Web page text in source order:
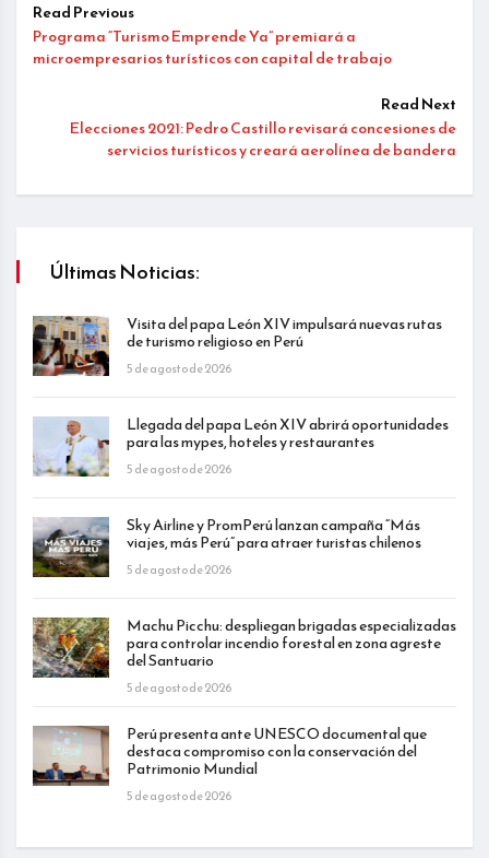
Read Previous
Programa “Turismo Emprende Ya” premiará a
microempresarios turísticos con capital de trabajo
Read Next
Elecciones 2021: Pedro Castillo revisará concesiones de
servicios turísticos y creará aerolínea de bandera
Últimas Noticias:
Visita del papa León XIV impulsará nuevas rutas
de turismo religioso en Perú
5 de agosto de 2026
Llegada del papa León XIV abrirá oportunidades
para las mypes, hoteles y restaurantes
5 de agosto de 2026
Sky Airline y PromPerú lanzan campaña “Más
viajes, más Perú” para atraer turistas chilenos
5 de agosto de 2026
Machu Picchu: despliegan brigadas especializadas
para controlar incendio forestal en zona agreste
del Santuario
5 de agosto de 2026
Perú presenta ante UNESCO documental que
destaca compromiso con la conservación del
Patrimonio Mundial
5 de agosto de 2026